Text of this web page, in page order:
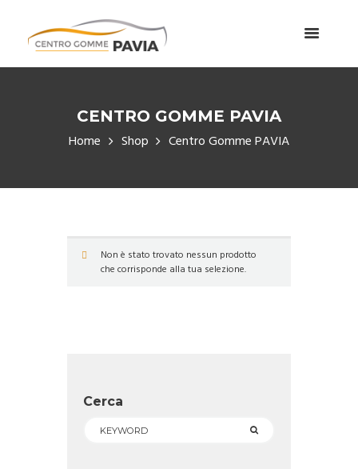
CENTRO GOMME PAVIA
Home Shop Centro Gomme PAVIA
Non è stato trovato nessun prodotto
che corrisponde alla tua selezione.
Cerca